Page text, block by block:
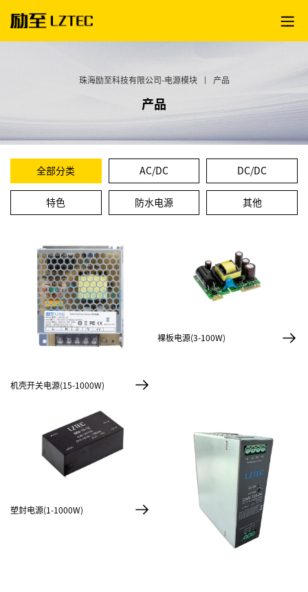
珠海励至科技有限公司-电源模块 产品
产品
全部分类 AC/DC DC/DC
特色 防水电源 其他
机壳开关电源(15-1000W)
裸板电源(3-100W)
塑封电源(1-1000W)